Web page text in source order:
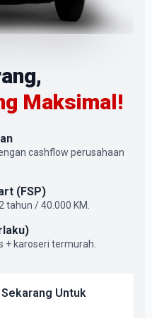
Maksimal!
cashflow perusahaan
(FSP)
tahun / 40.000 KM.
+ karoseri termurah.
Untuk